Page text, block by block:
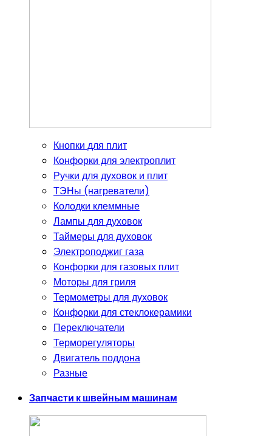
Кнопки для плит
Конфорки для электроплит
Ручки для духовок и плит
ТЭНы (нагреватели)
Колодки клеммные
Лампы для духовок
Таймеры для духовок
Электроподжиг газа
Конфорки для газовых плит
Моторы для гриля
Термометры для духовок
Конфорки для стеклокерамики
Переключатели
Терморегуляторы
Двигатель поддона
Разные
Запчасти к швейным машинам